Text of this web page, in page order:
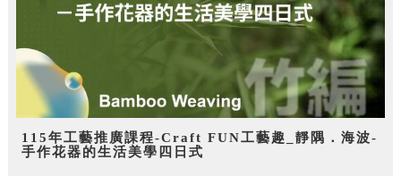
115年工藝推廣課程-Craft FUN工藝趣_靜隅．海波-
手作花器的生活美學四日式